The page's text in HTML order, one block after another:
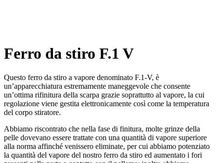
Ferro da stiro F.1 V
Questo ferro da stiro a vapore denominato F.1-V, è
un’apparecchiatura estremamente maneggevole che consente
un’ottima rifinitura della scarpa grazie soprattutto al vapore, la cui
regolazione viene gestita elettronicamente così come la temperatura
del corpo stiratore.
Abbiamo riscontrato che nella fase di finitura, molte grinze della
pelle dovevano essere trattate con una quantità di vapore superiore
alla norma affinché venissero eliminate, per cui abbiamo potenziato
la quantità del vapore del nostro ferro da stiro ed aumentato i fori